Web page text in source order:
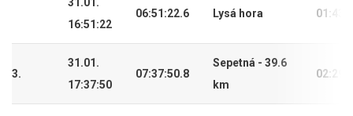
16:51:22
06:51:22.6 Lysá hora
3.
31.01.
17:37:50
07:37:50.8
Sepetná - 39.6
km